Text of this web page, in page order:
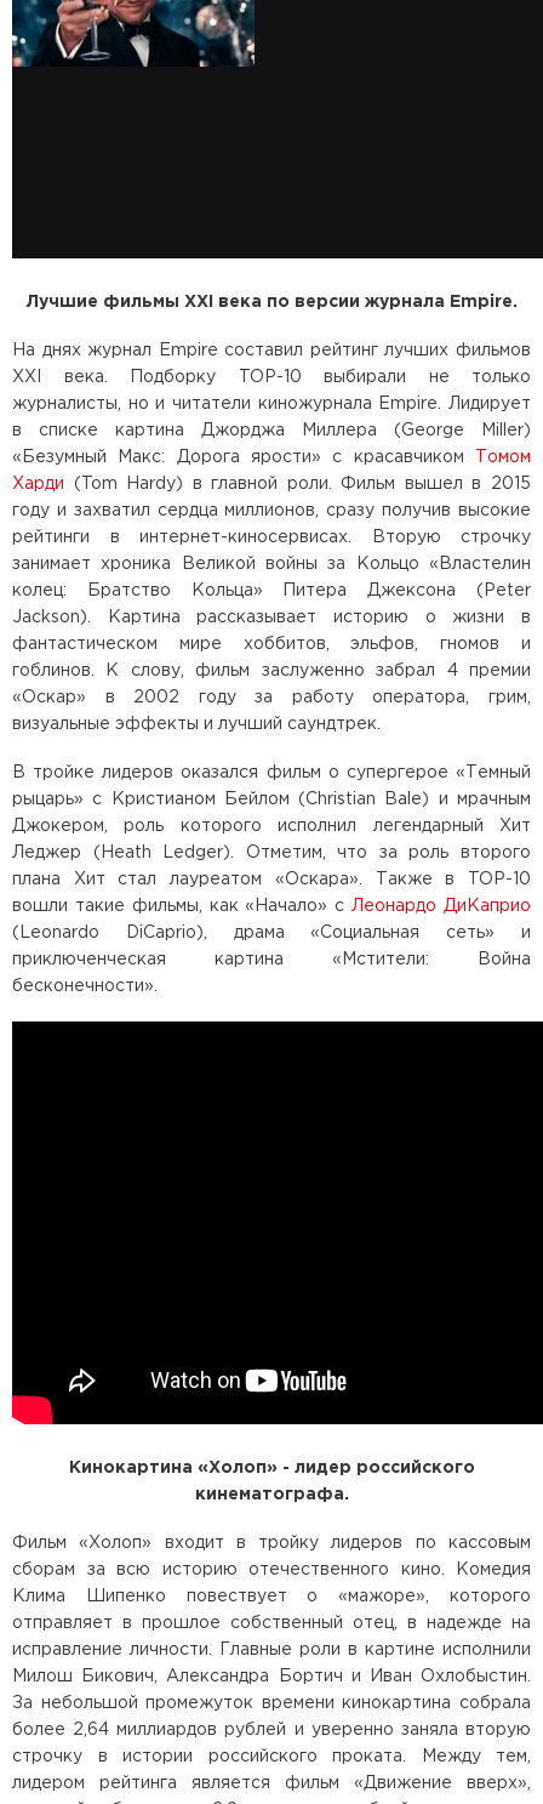
Лучшие фильмы XXI века по версии журнала Empire.
На днях журнал Empire составил рейтинг лучших фильмов
XXI века. Подборку TOP-10 выбирали не только
журналисты, но и читатели киножурнала Empire. Лидирует
в списке картина Джорджа Миллера (George Miller)
«Безумный Макс: Дорога ярости» с красавчиком
Томом
Харди (Tom Hardy) в главной роли. Фильм вышел в 2015
году и захватил сердца миллионов, сразу получив высокие
рейтинги в интернет-киносервисах. Вторую строчку
занимает хроника Великой войны за Кольцо «Властелин
колец: Братство Кольца» Питера Джексона (Peter
Jackson). Картина рассказывает историю о жизни в
фантастическом мире хоббитов, эльфов, гномов и
гоблинов. К слову, фильм заслуженно забрал 4 премии
«Оскар» в 2002 году за работу оператора, грим,
визуальные эффекты и лучший саундтрек.
В тройке лидеров оказался фильм о супергерое «Темный
рыцарь» с Кристианом Бейлом (Christian Bale) и мрачным
Джокером, роль которого исполнил легендарный Хит
Леджер (Heath Ledger). Отметим, что за роль второго
плана Хит стал лауреатом «Оскара». Также в TOP-10
вошли такие фильмы, как «Начало» сЛеонардо ДиКаприо
(Leonardo DiCaprio), драма «Социальная сеть» и
приключенческая картина «Мстители: Война
бесконечности».
Кинокартина «Холоп» - лидер российского
кинематографа.
Фильм «Холоп» входит в тройку лидеров по кассовым
сборам за всю историю отечественного кино. Комедия
Клима Шипенко повествует о «мажоре», которого
отправляет в прошлое собственный отец, в надежде на
исправление личности. Главные роли в картине исполнили
Милош Бикович, Александра Бортич и Иван Охлобыстин.
За небольшой промежуток времени кинокартина собрала
более 2,64 миллиардов рублей и уверенно заняла вторую
строчку в истории российского проката. Между тем,
лидером рейтинга является фильм «Движение вверх»,